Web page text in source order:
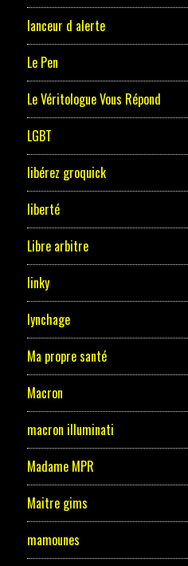
lanceur d alerte
Le Pen
Le Véritologue Vous Répond
LGBT
libérez groquick
liberté
Libre arbitre
linky
lynchage
Ma propre santé
Macron
macron illuminati
Madame MPR
Maitre gims
mamounes